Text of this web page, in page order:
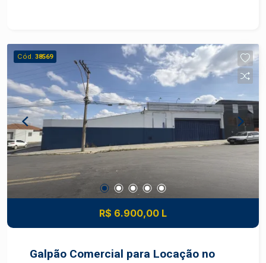
poliesportiva - Churrasqueira - Salão de jogos -
Brinquedoteca Área de lazer completa
Cód. 38569
R$ 6.900,00 L
Galpão Comercial para Locação no